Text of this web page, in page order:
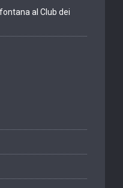
al Club dei